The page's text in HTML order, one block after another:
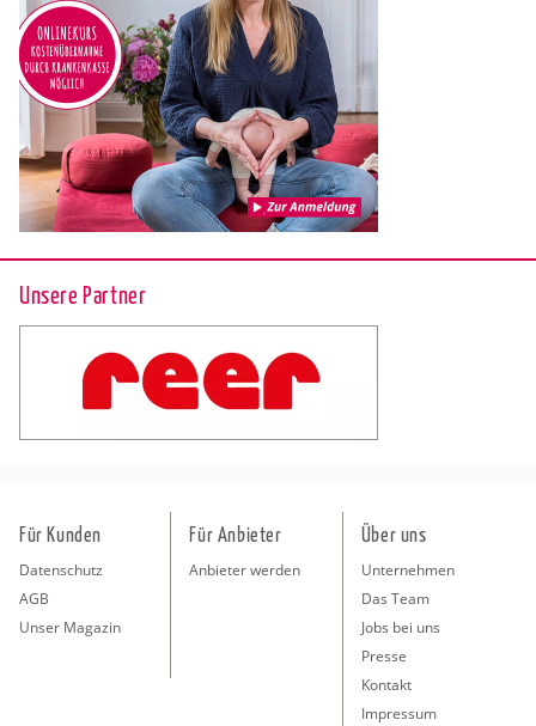
Unsere Partner
Für Kunden
Datenschutz
AGB
Unser Magazin
Für Anbieter
Anbieter werden
Über uns
Unternehmen
Das Team
Jobs bei uns
Presse
Kontakt
Impressum